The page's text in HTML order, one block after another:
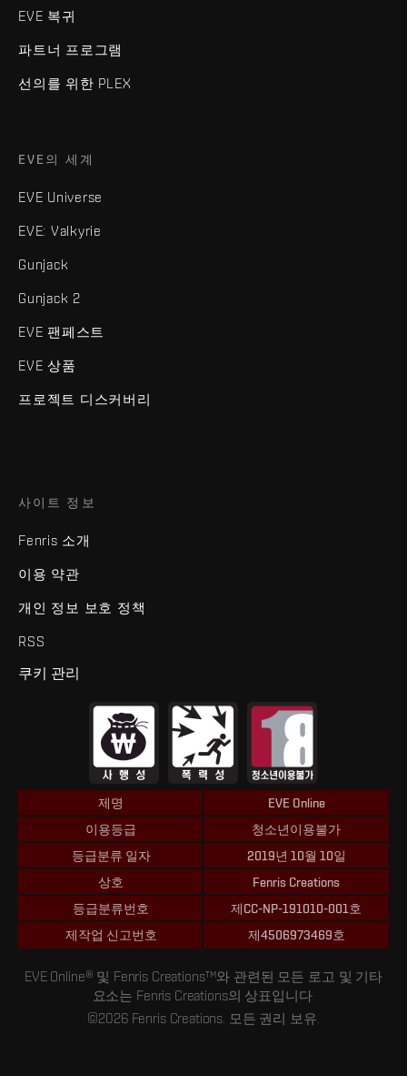
EVE 복귀
파트너 프로그램
선의를 위한 PLEX
EVE의 세계
EVE Universe
EVE: Valkyrie
Gunjack
Gunjack 2
EVE 팬페스트
EVE 상품
프로젝트 디스커버리
사이트 정보
Fenris 소개
이용 약관
개인 정보 보호 정책
RSS
쿠키 관리
제명
EVE Online
이용등급
청소년이용불가
등급분류 일자
2019년 10월 10일
상호
Fenris Creations
등급분류번호
제CC-NP-191010-001호
제작업 신고번호
제4506973469호
EVE Online® 및 Fenris Creations™와 관련된 모든 로고 및 기타
요소는 Fenris Creations의 상표입니다.
©2026 Fenris Creations. 모든 권리 보유.